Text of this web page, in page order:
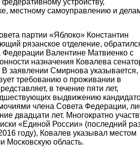
устройству,
местному самоуправлению и
партии «Яблоко» Константин
рязанское отделение,
Федерации Валентине Матвиенко с
назначения Ковалева
В заявлении Смирнова указывается,
требованию о проживании в
в течение пяти лет,
выдвижению
члена Совета Федерации,
двадцати лет. Многократно
«Единой России» (последний
году), Ковалев указывал местом
Московскую область.